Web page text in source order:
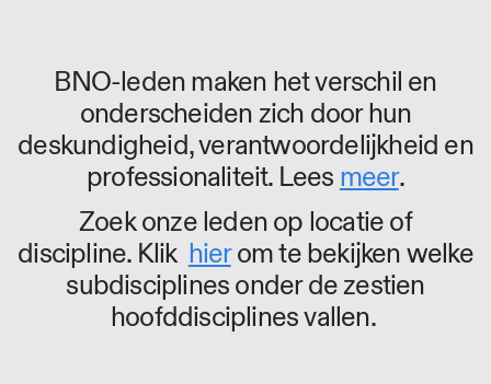
BNO-leden maken het verschil en
onderscheiden zich door hun
deskundigheid, verantwoordelijkheid en
professionaliteit. Lees meer.
Zoek onze leden op locatie of
discipline. Klik hierom te bekijken welke
subdisciplines onder de zestien
hoofddisciplines vallen.